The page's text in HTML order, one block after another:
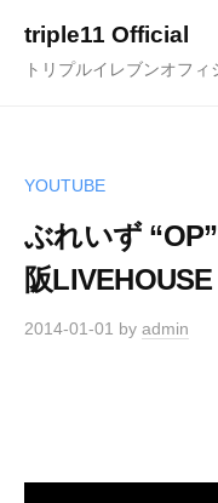
triple11 Official
トリプルイレブンオフィ
YOUTUBE
ぶれいず
阪LIVEHOUSE
2014-01-01 by admin